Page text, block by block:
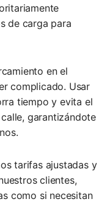
de carga para
en el
complicado. Usar
tiempo y evita el
garantizándote
tarifas ajustadas y
clientes,
como si necesitan